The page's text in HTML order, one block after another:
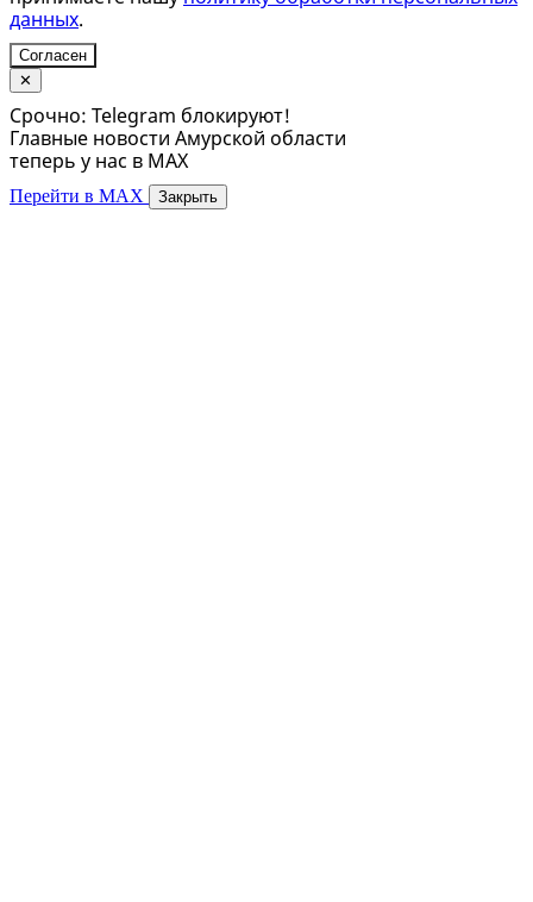
данных.
Согласен
✕
Срочно: Telegram блокируют!
Главные новости Амурской области
теперь у нас в MAX
Перейти в MAX Закрыть